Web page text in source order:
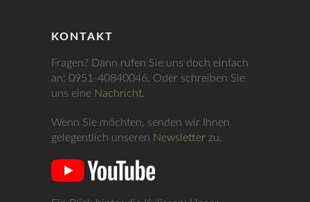
KONTAKT
Fragen? Dann rufen Sie uns doch einfach
an: 0951-40840046. Oder schreiben Sie
uns eine Nachricht.
Wenn Sie möchten, senden wir Ihnen
gelegentlich unseren Newsletter zu.